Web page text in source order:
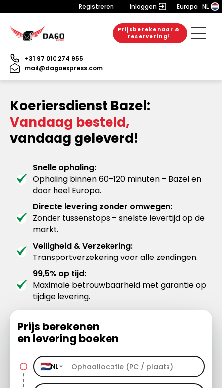
Registreren Inloggen Europa NL
Prijsberekenaar &
reservering!
+31 97 010 274 955
mail@dagoexpress.com
Koeriersdienst Bazel:
Vandaag besteld,
vandaag geleverd!
Snelle ophaling:
Ophaling binnen 60–120 minuten – Bazel en
door heel Europa.
Directe levering zonder omwegen:
Zonder tussenstops – snelste levertijd op de
markt.
Veiligheid & Verzekering:
Transportverzekering voor alle zendingen.
99,5% op tijd:
Maximale betrouwbaarheid met garantie op
tijdige levering.
Prijs berekenen
en levering boeken
NL